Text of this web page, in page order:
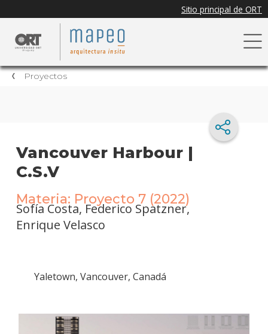
Proyectos
Vancouver Harbour |
C.S.V
Materia: Proyecto 7 (2022)
Sofía Costa, Federico Spatzner,
Enrique Velasco
Yaletown, Vancouver, Canadá